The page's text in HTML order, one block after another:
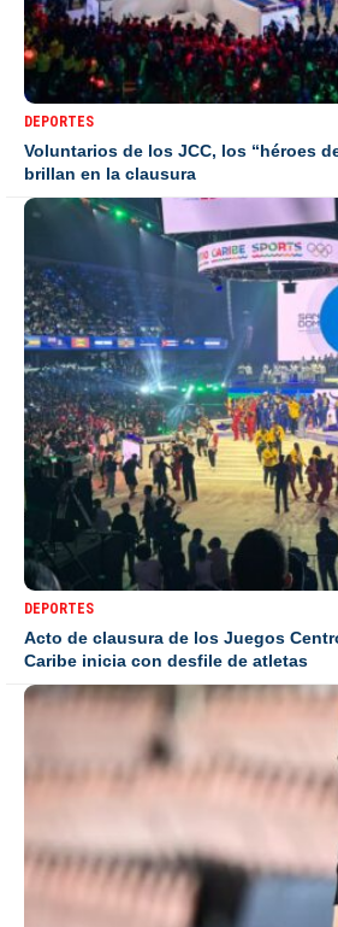
DEPORTES
Voluntarios de los JCC, los “héroes
brillan en la clausura
DEPORTES
Acto de clausura de los Juegos
Caribe inicia con desfile de atletas